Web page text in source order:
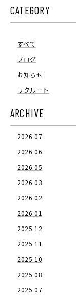
CATEGORY
すべて
ブログ
お知らせ
リクルート
ARCHIVE
2026.07
2026.06
2026.05
2026.03
2026.02
2026.01
2025.12
2025.11
2025.10
2025.08
2025.07